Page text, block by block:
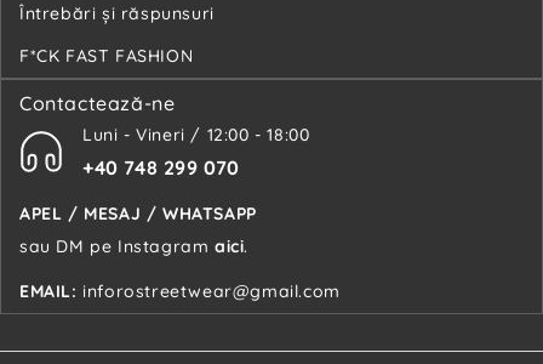
Întrebări şi răspunsuri
F*CK FAST FASHION
Contactează-ne
Luni - Vineri / 12:00 - 18:00
+40 748 299 070
APEL / MESAJ / WHATSAPP
sau DM pe Instagram aici.
EMAIL: inforostreetwear@gmail.com